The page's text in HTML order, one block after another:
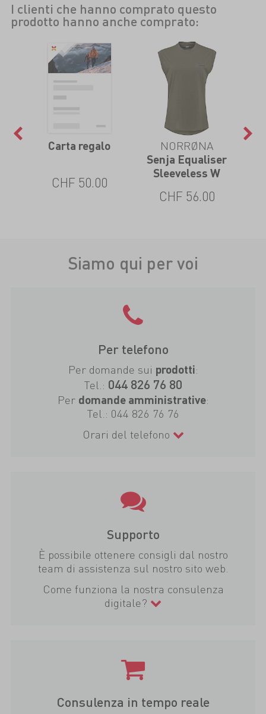
I clienti che hanno comprato questo
prodotto hanno anche comprato:
Carta regalo
CHF 50.00
NORRØNA
Senja Equaliser
Sleeveless W
CHF 56.00
Siamo qui per voi
Per telefono
Per domande sui prodotti:
Tel.: 044 826 76 80
Per domande amministrative:
Tel.: 044 826 76 76
Orari del telefono
Supporto
È possibile ottenere consigli dal nostro
team di assistenza sul nostro sito web.
Come funziona la nostra consulenza
digitale?
Consulenza in tempo reale